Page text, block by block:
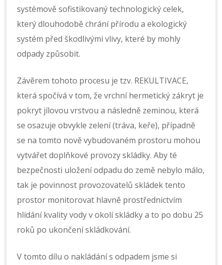
systémově sofistikovaný technologický celek,
který dlouhodobě chrání přírodu a ekologický
systém před škodlivými vlivy, které by mohly
odpady způsobit.
Závěrem tohoto procesu je tzv. REKULTIVACE,
která spočívá v tom, že vrchní hermetický zákryt je
pokryt jílovou vrstvou a následně zeminou, která
se osazuje obvykle zelení (tráva, keře), případně
se na tomto nově vybudovaném prostoru mohou
vytvářet doplňkové provozy skládky. Aby té
bezpečnosti uložení odpadu do země nebylo málo,
tak je povinnost provozovatelů skládek tento
prostor monitorovat hlavně prostřednictvím
hlídání kvality vody v okolí skládky a to po dobu 25
roků po ukončení skládkování.
V tomto dílu o nakládání s odpadem jsme si